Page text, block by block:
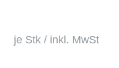
je Stk / inkl. MwSt